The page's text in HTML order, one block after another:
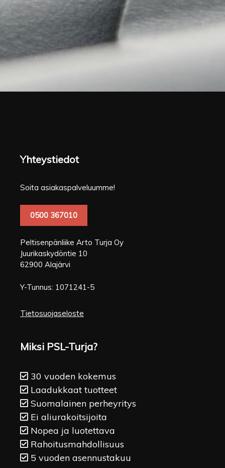
Yhteystiedot
Soita asiakaspalveluumme!
0500 367010
Peltisenpänliike Arto Turja Oy
Juurikaskydöntie 10
62900 Alajärvi
Y-Tunnus: 1071241-5
Tietosuojaseloste
Miksi PSL-Turja?
30 vuoden kokemus
Laadukkaat tuotteet
Suomalainen perheyritys
Ei aliurakoitsijoita
Nopea ja luotettava
Rahoitusmahdollisuus
5 vuoden asennustakuu